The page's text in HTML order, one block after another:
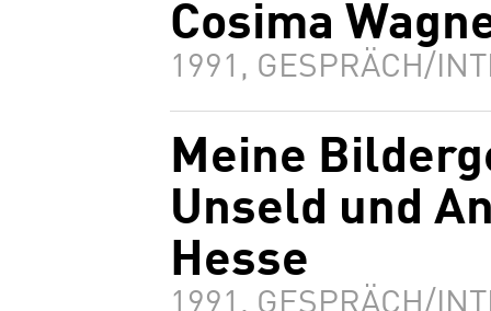
Cosima
1991, GESPRÄCH/
Meine
Unseld und
Hesse
1991, GESPRÄCH/